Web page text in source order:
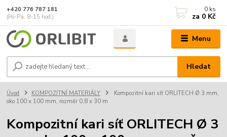
Menu
Hledat
+420 776 787 181
(Po-Pá, 8-15 hod.)
0 ks
za 0 Kč
Úvod KOMPOZITNÍ MATERIÁLY
Kompozitní kari síť ORLITECH Ø 3 mm,
oko 100 x 100 mm, rozměr 0,8 x 30 m
Kompozitní kari síť ORLITECH Ø 3